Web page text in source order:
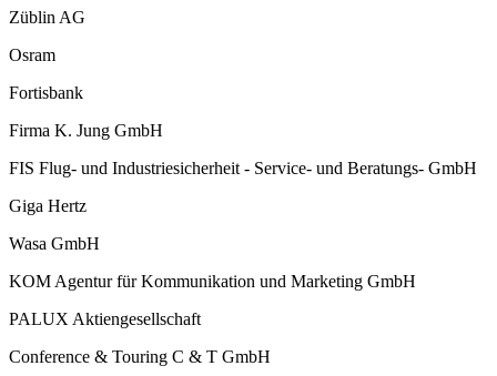
Züblin AG
Osram
Fortisbank
Firma K. Jung GmbH
FIS Flug- und Industriesicherheit - Service- und Beratungs- GmbH
Giga Hertz
Wasa GmbH
KOM Agentur für Kommunikation und Marketing GmbH
PALUX Aktiengesellschaft
Conference & Touring C & T GmbH